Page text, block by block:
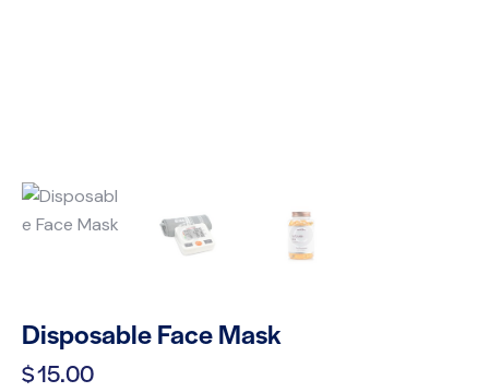
Disposable Face Mask
$15.00